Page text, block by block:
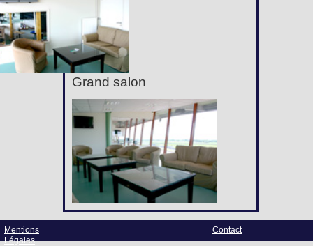
Grand salon
Mentions
Légales
Contact